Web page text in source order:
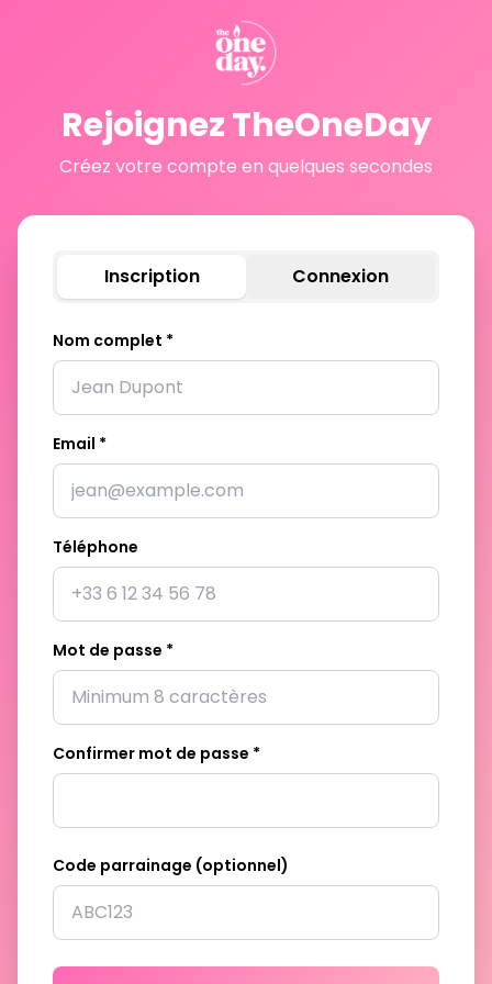
Rejoignez TheOneDay
Créez votre compte en quelques secondes
Inscription Connexion
Nom complet *
Email *
Téléphone
Mot de passe *
Confirmer mot de passe *
Code parrainage (optionnel)